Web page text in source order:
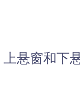
上悬窗和下